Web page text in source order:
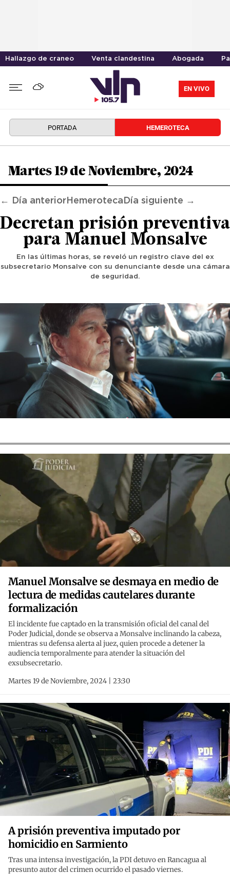
Hallazgo de craneo Venta clandestina Abogada
EN VIVO
PORTADA HEMEROTECA
Martes 19 de Noviembre, 2024
← Día anterior Hemeroteca Día siguiente →
Decretan prisión preventiva
para Manuel Monsalve
En las últimas horas, se reveló un registro clave del ex
subsecretario Monsalve con su denunciante desde una cámara
de seguridad.
Manuel Monsalve se desmaya en medio de
lectura de medidas cautelares durante
formalización
El incidente fue captado en la transmisión oficial del canal del
Poder Judicial, donde se observa a Monsalve inclinando la cabeza,
mientras su defensa alerta al juez, quien procede a detener la
audiencia temporalmente para atender la situación del
exsubsecretario.
Martes 19 de Noviembre, 2024 | 23:30
A prisión preventiva imputado por
homicidio en Sarmiento
Tras una intensa investigación, la PDI detuvo en Rancagua al
presunto autor del crimen ocurrido el pasado viernes.